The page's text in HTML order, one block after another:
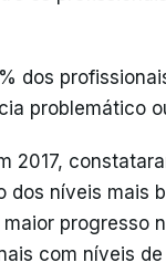
dos
problemático
2017,
dos níveis mais
progresso
com níveis